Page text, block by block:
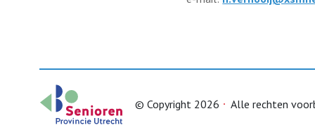
© Copyright 2026 Alle rechten